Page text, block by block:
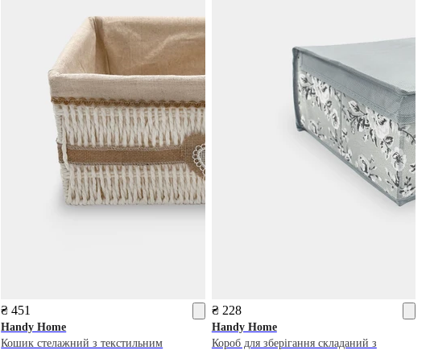
₴ 451
Handy Home
Кошик стелажний з текстильним
₴ 228
Handy Home
Короб для зберігання складаний з